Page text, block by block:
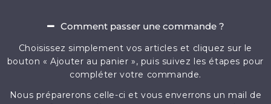
Comment passer une commande ?
Choisissez simplement vos articles et cliquez sur le
bouton « Ajouter au panier », puis suivez les étapes pour
compléter votre commande.
Nous préparerons celle-ci et vous enverrons un mail de